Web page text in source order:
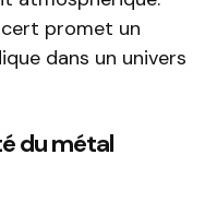
promet un
dans un univers
du métal